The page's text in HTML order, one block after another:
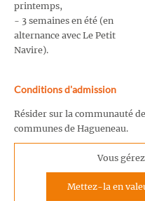
printemps,
- 3 semaines en été (en
alternance avec Le Petit
Navire).
Conditions d'admission
Résider sur la communauté de
communes de Hagueneau.
Vous
Mettez-la en